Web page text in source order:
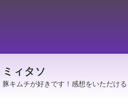
ミィタソ
豚キムチが好きです！感想をいただける